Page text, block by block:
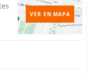
VER EN MAPA